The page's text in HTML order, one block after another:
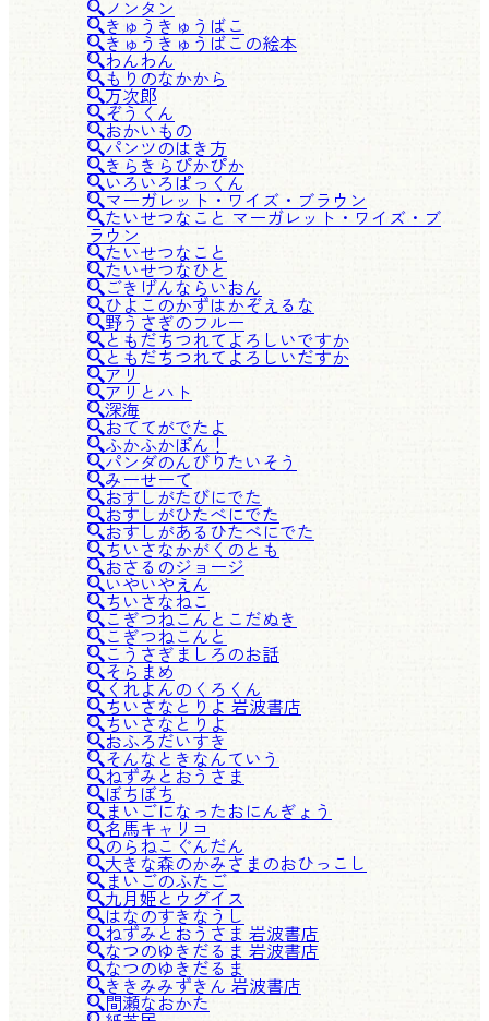
ノンタン
きゅうきゅうばこ
きゅうきゅうばこの絵本
わんわん
もりのなかから
万次郎
ぞうくん
おかいもの
パンツのはき方
きらきらぴかぴか
いろいろぱっくん
マーガレット・ワイズ・ブラウン
たいせつなこと マーガレット・ワイズ・ブ
ラウン
たいせつなこと
たいせつなひと
ごきげんならいおん
ひよこのかずはかぞえるな
野うさぎのフルー
ともだちつれてよろしいですか
ともだちつれてよろしいだすか
アリ
アリとハト
深海
おててがでたよ
ふかふかぽん！
パンダのんびりたいそう
みーせーて
おすしがたびにでた
おすしがひたべにでた
おすしがあるひたべにでた
ちいさなかがくのとも
おさるのジョージ
いやいやえん
ちいさなねこ
こぎつねこんとこだぬき
こぎつねこんと
こうさぎましろのお話
そらまめ
くれよんのくろくん
ちいさなとりよ 岩波書店
ちいさなとりよ
おふろだいすき
そんなときなんていう
ねずみとおうさま
ぼちぼち
まいごになったおにんぎょう
名馬キャリコ
のらねこぐんだん
大きな森のかみさまのおひっこし
まいごのふたご
九月姫とウグイス
はなのすきなうし
ねずみとおうさま 岩波書店
なつのゆきだるま 岩波書店
なつのゆきだるま
ききみみずきん 岩波書店
間瀬なおかた